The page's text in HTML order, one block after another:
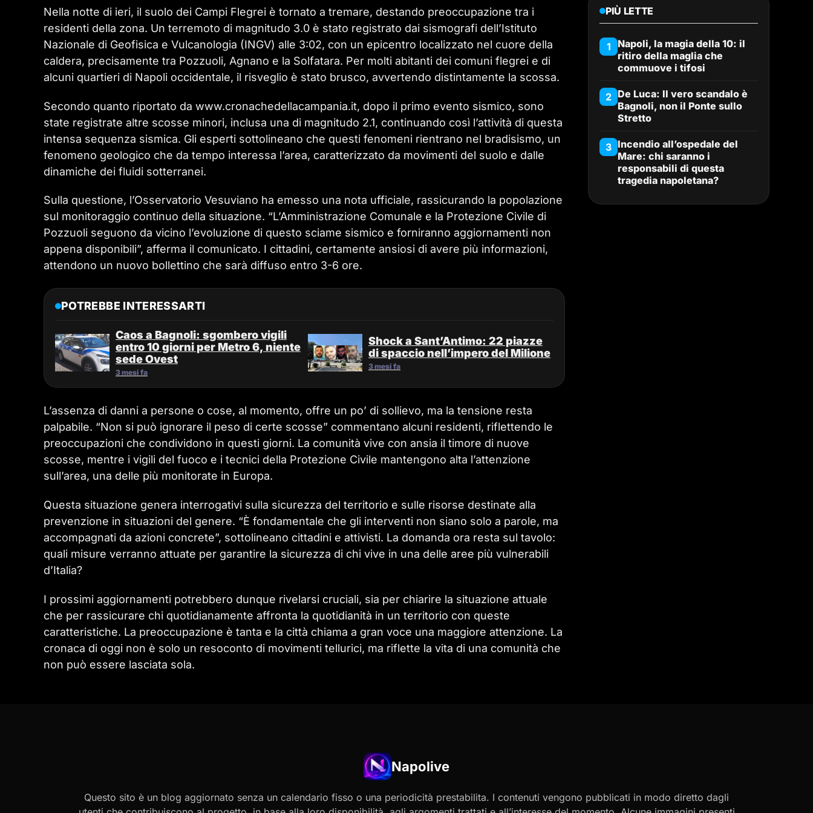
Nella notte di ieri, il suolo dei Campi Flegrei è tornato a tremare, destando preoccupazione tra i
residenti della zona. Un terremoto di magnitudo 3.0 è stato registrato dai sismografi dell’Istituto
Nazionale di Geofisica e Vulcanologia (INGV) alle 3:02, con un epicentro localizzato nel cuore della
caldera, precisamente tra Pozzuoli, Agnano e la Solfatara. Per molti abitanti dei comuni flegrei e di
alcuni quartieri di Napoli occidentale, il risveglio è stato brusco, avvertendo distintamente la scossa.
Secondo quanto riportato da www.cronachedellacampania.it, dopo il primo evento sismico, sono
state registrate altre scosse minori, inclusa una di magnitudo 2.1, continuando così l’attività di questa
intensa sequenza sismica. Gli esperti sottolineano che questi fenomeni rientrano nel bradisismo, un
fenomeno geologico che da tempo interessa l’area, caratterizzato da movimenti del suolo e dalle
dinamiche dei fluidi sotterranei.
Sulla questione, l’Osservatorio Vesuviano ha emesso una nota ufficiale, rassicurando la popolazione
sul monitoraggio continuo della situazione. “L’Amministrazione Comunale e la Protezione Civile di
Pozzuoli seguono da vicino l’evoluzione di questo sciame sismico e forniranno aggiornamenti non
appena disponibili”, afferma il comunicato. I cittadini, certamente ansiosi di avere più informazioni,
attendono un nuovo bollettino che sarà diffuso entro 3-6 ore.
POTREBBE INTERESSARTI
Caos a Bagnoli: sgombero vigili
entro 10 giorni per Metro 6, niente
sede Ovest
3 mesi fa
Shock a Sant’Antimo: 22 piazze
di spaccio nell’impero del Milione
3 mesi fa
L’assenza di danni a persone o cose, al momento, offre un po’ di sollievo, ma la tensione resta
palpabile. “Non si può ignorare il peso di certe scosse” commentano alcuni residenti, riflettendo le
preoccupazioni che condividono in questi giorni. La comunità vive con ansia il timore di nuove
scosse, mentre i vigili del fuoco e i tecnici della Protezione Civile mantengono alta l’attenzione
sull’area, una delle più monitorate in Europa.
Questa situazione genera interrogativi sulla sicurezza del territorio e sulle risorse destinate alla
prevenzione in situazioni del genere. “È fondamentale che gli interventi non siano solo a parole, ma
accompagnati da azioni concrete”, sottolineano cittadini e attivisti. La domanda ora resta sul tavolo:
quali misure verranno attuate per garantire la sicurezza di chi vive in una delle aree più vulnerabili
d’Italia?
I prossimi aggiornamenti potrebbero dunque rivelarsi cruciali, sia per chiarire la situazione attuale
che per rassicurare chi quotidianamente affronta la quotidianità in un territorio con queste
caratteristiche. La preoccupazione è tanta e la città chiama a gran voce una maggiore attenzione. La
cronaca di oggi non è solo un resoconto di movimenti tellurici, ma riflette la vita di una comunità che
non può essere lasciata sola.
PIÙ LETTE
1
Napoli, la magia della 10: il
ritiro della maglia che
commuove i tifosi
2 De Luca: Il vero scandalo è
Bagnoli, non il Ponte sullo
Stretto
3 Incendio all’ospedale del
Mare: chi saranno i
responsabili di questa
tragedia napoletana?
Napolive
Questo sito è un blog aggiornato senza un calendario fisso o una periodicità prestabilita. I contenuti vengono pubblicati in modo diretto dagli